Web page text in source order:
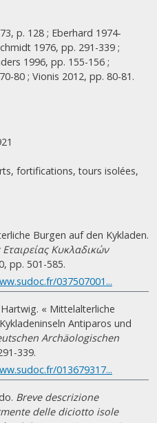
p. 128 ; Eberhard 1974-
1976, pp. 291-339 ;
1996, pp. 155-156 ;
80 ; Vionis 2012, pp. 80-81.
fortifications, tours isolées,
Burgen auf den Kykladen.
Εταιρείας Κυκλαδικών
pp. 501-585.
037507001...
« Mittelalterliche
Antiparos und
Archäologischen
339.
013679317...
Breve descrizione
delle diciotto isole